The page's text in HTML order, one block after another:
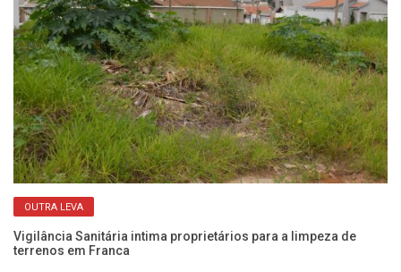
OUTRA LEVA
Vigilância Sanitária intima proprietários para a limpeza de
terrenos em Franca